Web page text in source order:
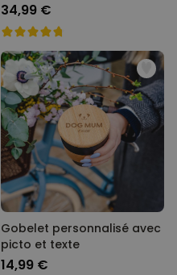
34,99 €
Gobelet personnalisé avec
picto et texte
14,99 €